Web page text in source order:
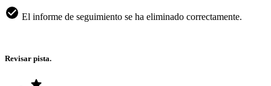
El informe de seguimiento se ha eliminado correctamente.
Revisar pista.